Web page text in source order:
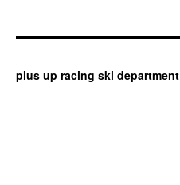
plus up racing ski department